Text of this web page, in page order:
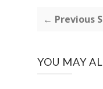
← Previous
YOU MAY